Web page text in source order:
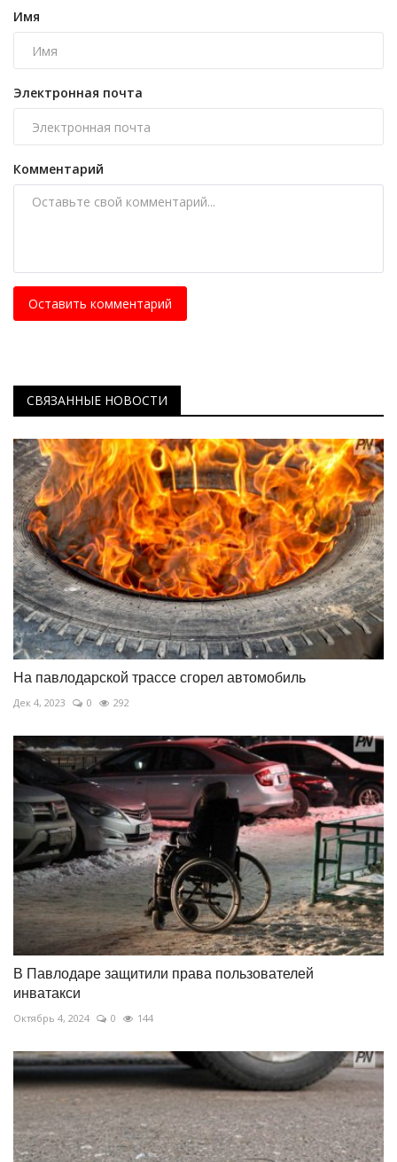
Имя
Электронная почта
Комментарий
Оставить комментарий
СВЯЗАННЫЕ НОВОСТИ
На павлодарской трассе сгорел автомобиль
Дек 4, 2023 0 292
В Павлодаре защитили права пользователей
инватакси
Октябрь 4, 2024 0 144